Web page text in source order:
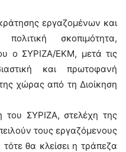
εργαζομένων και
σκοπιμότητα,
ο ΣΥΡΙΖΑ/ΕΚΜ, μετά τις
και πρωτοφανή
χώρας από τη Διοίκηση
ΣΥΡΙΖΑ, στελέχη της
τους εργαζόμενους
θα κλείσει η τράπεζα